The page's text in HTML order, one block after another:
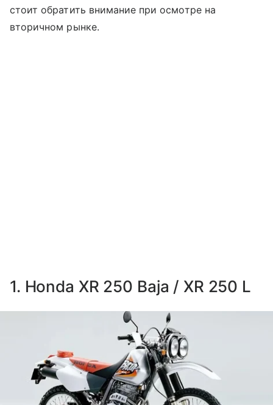
стоит обратить внимание при осмотре на
вторичном рынке.
1. Honda XR 250 Baja / XR 250 L